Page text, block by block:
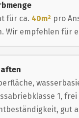
für ca. 40m² pro
Wir empfehlen für
1,
gut